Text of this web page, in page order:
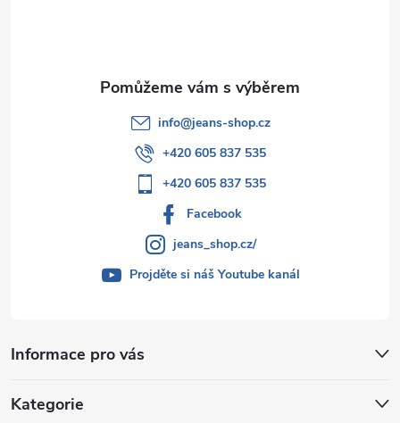
Informace pro vás
Kategorie
info@jeans-shop.cz
+420 605 837 535
+420 605 837 535
Facebook
jeans_shop.cz/
Projděte si náš Youtube kanál